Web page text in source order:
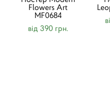
Flowers Art
MF0684
від 390 грн.